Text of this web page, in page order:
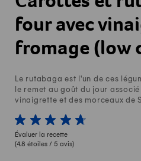
four avec
fromage (low
Le rutabaga est l'un de ces
le remet au goût du jour
vinaigrette et des morceaux de
1 von 5 étoiles
2 von 5 étoiles
3 von 5 étoiles
4 von 5 étoiles
5 von 5 étoiles
Évaluer la recette
(4.8 étoiles / 5 avis)